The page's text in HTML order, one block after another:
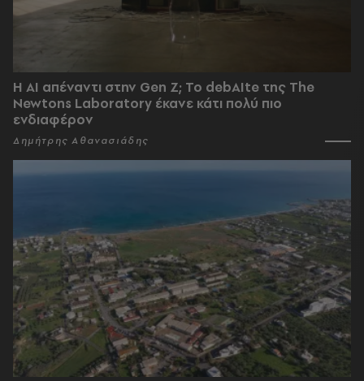
Η AI απέναντι στην Gen Z; Το debAIte της The
Newtons Laboratory έκανε κάτι πολύ πιο
ενδιαφέρον
Δημήτρης Αθανασιάδης